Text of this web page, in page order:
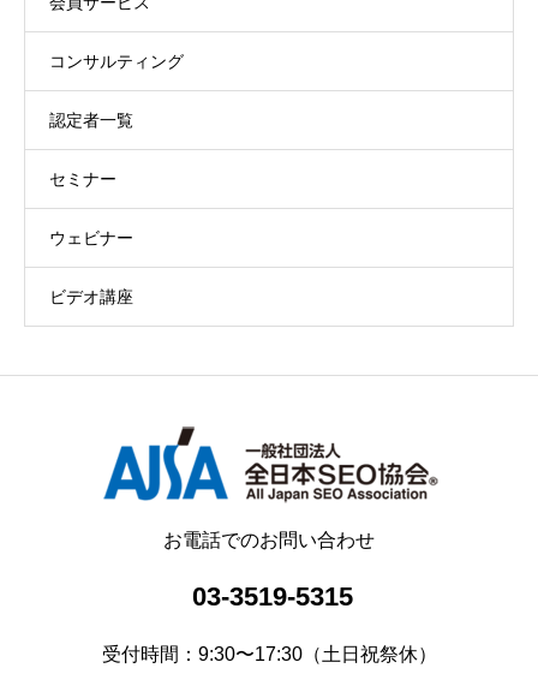
コンサルティング
認定者一覧
セミナー
ウェビナー
ビデオ講座
お電話でのお問い合わせ
03-3519-5315
受付時間：9:30〜17:30（土日祝祭休）